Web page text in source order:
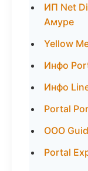
ИП Net
Амуре
Yellow
Инфо
Инфо
Portal
ООО
Portal